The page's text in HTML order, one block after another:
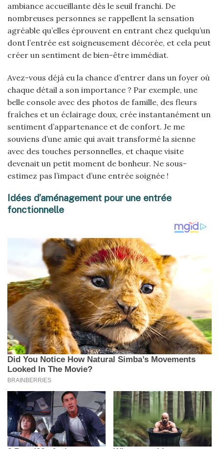
ambiance accueillante dès le seuil franchi. De
nombreuses personnes se rappellent la sensation
agréable qu’elles éprouvent en entrant chez quelqu’un
dont l’entrée est soigneusement décorée, et cela peut
créer un sentiment de bien-être immédiat.
Avez-vous déjà eu la chance d’entrer dans un foyer où
chaque détail a son importance ? Par exemple, une
belle console avec des photos de famille, des fleurs
fraîches et un éclairage doux, crée instantanément un
sentiment d’appartenance et de confort. Je me
souviens d’une amie qui avait transformé la sienne
avec des touches personnelles, et chaque visite
devenait un petit moment de bonheur. Ne sous-
estimez pas l’impact d’une entrée soignée !
Idées d’aménagement pour une entrée
fonctionnelle